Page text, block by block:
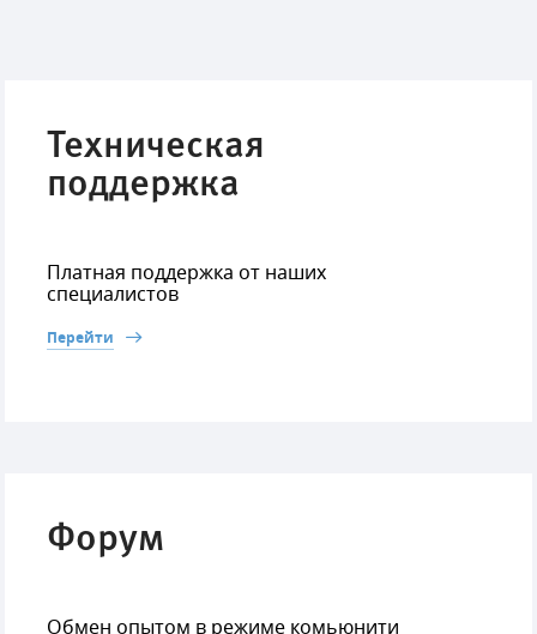
Техническая
поддержка
Платная поддержка от наших
специалистов
Перейти
Форум
Обмен опытом в режиме комьюнити